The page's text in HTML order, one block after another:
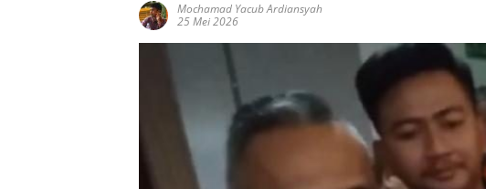
Mochamad Yacub Ardiansyah
25 Mei 2026